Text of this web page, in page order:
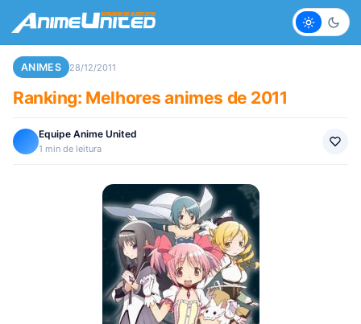
Claro
ANIMES 28/12/2011
Ranking: Melhores animes de 2011
Equipe Anime United
1 min de leitura